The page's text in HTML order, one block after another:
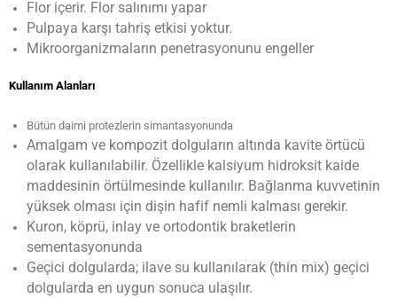
Flor içerir. Flor salınımı yapar
Pulpaya karşı tahriş etkisi yoktur.
Mikroorganizmaların penetrasyonunu engeller
Kullanım Alanları
Bütün daimi protezlerin simantasyonunda
Amalgam ve kompozit dolguların altında kavite örtücü
olarak kullanılabilir. Özellikle kalsiyum hidroksit kaide
maddesinin örtülmesinde kullanılır. Bağlanma kuvvetinin
yüksek olması için dişin hafif nemli kalması gerekir.
Kuron, köprü, inlay ve ortodontik braketlerin
sementasyonunda
Geçici dolgularda; ilave su kullanılarak (thin mix) geçici
dolgularda en uygun sonuca ulaşılır.